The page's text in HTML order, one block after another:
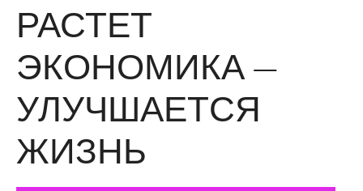
РАСТЕТ
ЭКОНОМИКА —
УЛУЧШАЕТСЯ
ЖИЗНЬ